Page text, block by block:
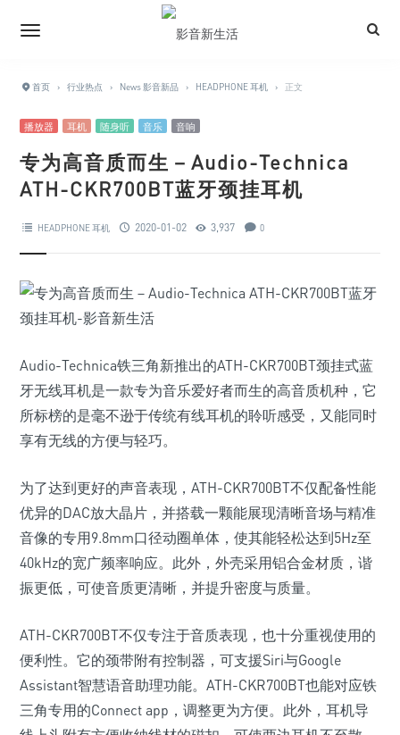
首页 › 行业热点 › News 影音新品 › HEADPHONE 耳机 › 正文
播放器 耳机 随身听 音乐 音响
专为高音质而生－Audio-Technica
ATH-CKR700BT蓝牙颈挂耳机
HEADPHONE 耳机 2020-01-02 3,937 0
Audio-Technica铁三角新推出的ATH-CKR700BT颈挂式蓝
牙无线耳机是一款专为音乐爱好者而生的高音质机种，它
所标榜的是毫不逊于传统有线耳机的聆听感受，又能同时
享有无线的方便与轻巧。
为了达到更好的声音表现，ATH-CKR700BT不仅配备性能
优异的DAC放大晶片，并搭载一颗能展现清晰音场与精准
音像的专用9.8mm口径动圈单体，使其能轻松达到5Hz至
40kHz的宽广频率响应。此外，外壳采用铝合金材质，谐
振更低，可使音质更清晰，并提升密度与质量。
ATH-CKR700BT不仅专注于音质表现，也十分重视使用的
便利性。它的颈带附有控制器，可支援Siri与Google
Assistant智慧语音助理功能。ATH-CKR700BT也能对应铁
三角专用的Connect app，调整更为方便。此外，耳机导